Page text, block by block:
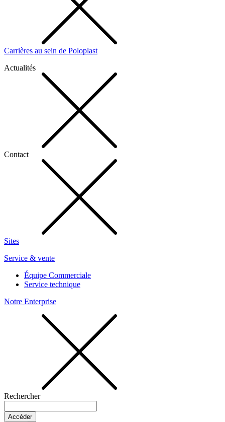
Carrières au sein de Poloplast
Actualités
Contact
Sites
Service & vente
Équipe Commerciale
Service technique
Notre Enterprise
Rechercher